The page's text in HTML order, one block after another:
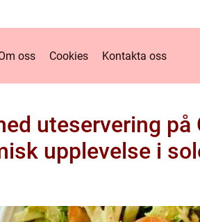
oss Cookies Kontakta oss
uteservering på
upplevelse i